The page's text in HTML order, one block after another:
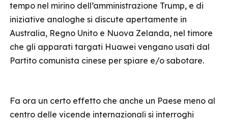
tempo nel mirino dell’amministrazione Trump, e di
iniziative analoghe si discute apertamente in
Australia, Regno Unito e Nuova Zelanda, nel timore
che gli apparati targati Huawei vengano usati dal
Partito comunista cinese per spiare e/o sabotare.
Fa ora un certo effetto che anche un Paese meno al
centro delle vicende internazionali si interroghi